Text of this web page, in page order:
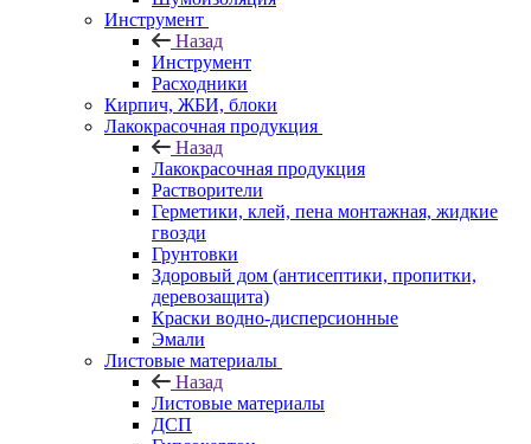
Инструмент
Назад
Инструмент
Расходники
Кирпич, ЖБИ, блоки
Лакокрасочная продукция
Назад
Лакокрасочная продукция
Растворители
Герметики, клей, пена монтажная, жидкие
гвозди
Грунтовки
Здоровый дом (антисептики, пропитки,
деревозащита)
Краски водно-дисперсионные
Эмали
Листовые материалы
Назад
Листовые материалы
ДСП